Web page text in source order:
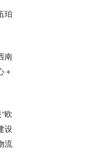
珀
南
＋
欧
设
流